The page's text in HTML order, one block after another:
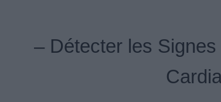
– Détecter les